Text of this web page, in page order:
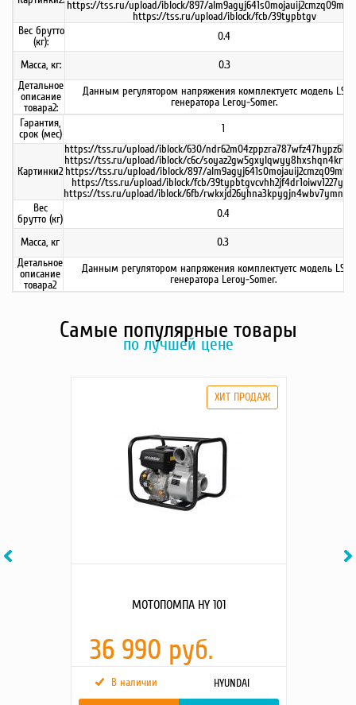
https://tss.ru/upload/iblock/897/
https://tss.ru/upload/iblock/fcb/39typbtgv
Вес брутто
(кг):
0.4
Масса, кг:
0.3
Детальное
описание
товара2:
Данным регулятором напряжения комплектуетс модель LSA
генератора Leroy-Somer.
Гарантия,
срок (мес)
1
Картинки2
https://tss.ru/upload/iblock/630/
https://tss.ru/upload/iblock/c6c/
https://tss.ru/upload/iblock/897/
https://tss.ru/upload/iblock/fcb/
https://tss.ru/upload/iblock/6fb/
Вес
брутто (кг)
0.4
Масса, кг
0.3
Детальное
описание
товара2
Данным регулятором напряжения комплектуетс модель LSA
генератора Leroy-Somer.
Самые популярные товары
по лучшей цене
Previous
МОТОПОМПА HY 101
36 990 руб.
В наличии HYUNDAI